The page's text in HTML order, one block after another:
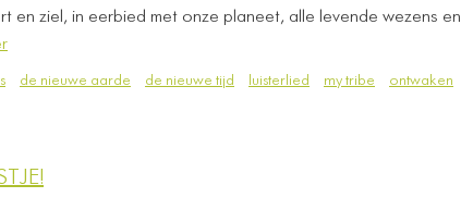
en ziel, in eerbied met onze planeet, alle levende wezens en
de nieuwe aarde de nieuwe tijd luisterlied my tribe ontwaken